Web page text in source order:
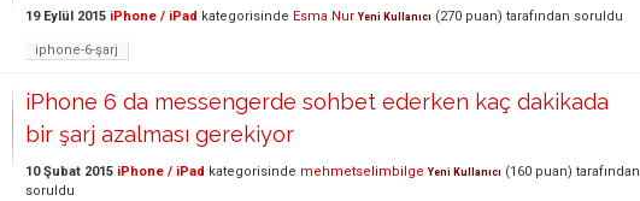
19 Eylül 2015 iPhone / iPad kategorisinde Esma Nur Yeni Kullanıcı (270 puan) tarafından soruldu
iphone-6-şarj
iPhone 6 da messengerde sohbet ederken kaç dakikada
bir şarj azalması gerekiyor
10 Şubat 2015 iPhone / iPad kategorisinde mehmetselimbilge Yeni Kullanıcı (160 puan) tarafından
soruldu